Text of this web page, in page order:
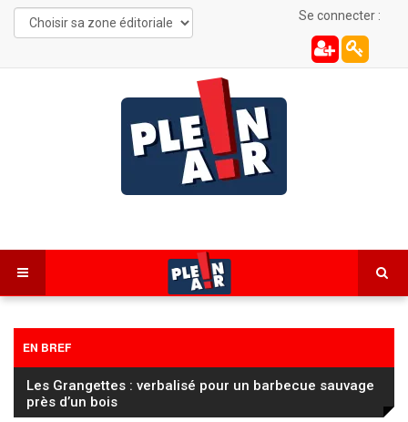
Se connecter :
EN BREF
Les Grangettes : verbalisé pour un barbecue sauvage
près d’un bois